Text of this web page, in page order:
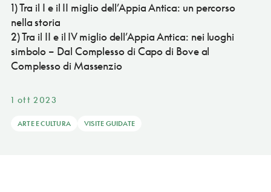
1) Tra il I e il II miglio dell’Appia Antica: un percorso
nella storia
2) Tra il II e il IV miglio dell’Appia Antica: nei luoghi
simbolo – Dal Complesso di Capo di Bove al
Complesso di Massenzio
1 ott 2023
ARTE E CULTURA VISITE GUIDATE